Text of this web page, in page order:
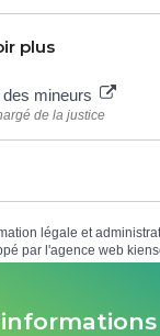
plus
mineurs
de la justice
légale et
par l'agence web